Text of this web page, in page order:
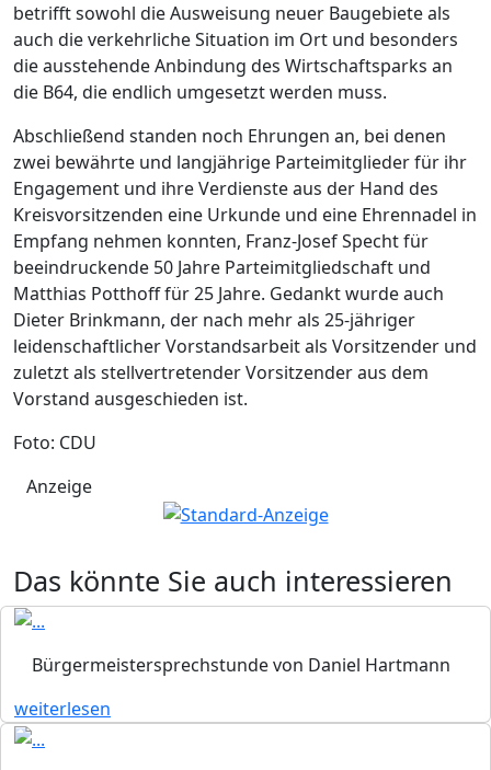
betrifft sowohl die Ausweisung neuer Baugebiete als
auch die verkehrliche Situation im Ort und besonders
die ausstehende Anbindung des Wirtschaftsparks an
die B64, die endlich umgesetzt werden muss.
Abschließend standen noch Ehrungen an, bei denen
zwei bewährte und langjährige Parteimitglieder für ihr
Engagement und ihre Verdienste aus der Hand des
Kreisvorsitzenden eine Urkunde und eine Ehrennadel in
Empfang nehmen konnten, Franz-Josef Specht für
beeindruckende 50 Jahre Parteimitgliedschaft und
Matthias Potthoff für 25 Jahre. Gedankt wurde auch
Dieter Brinkmann, der nach mehr als 25-jähriger
leidenschaftlicher Vorstandsarbeit als Vorsitzender und
zuletzt als stellvertretender Vorsitzender aus dem
Vorstand ausgeschieden ist.
Foto: CDU
Anzeige
Das könnte Sie auch interessieren
Bürgermeistersprechstunde von Daniel Hartmann
weiterlesen